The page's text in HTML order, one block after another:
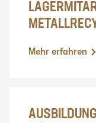
Mehr erfahren